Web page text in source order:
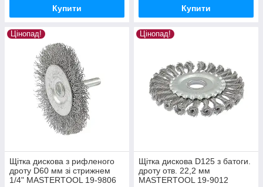
Купити Купити
Цінопад!
Щітка дискова з рифленого
дроту D60 мм зі стрижнем
1/4" MASTERTOOL 19-9806
Цінопад!
Щітка дискова D125 з батоги.
дроту отв. 22,2 мм
MASTERTOOL 19-9012